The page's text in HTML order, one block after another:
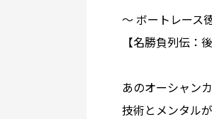
〜 ボートレース
【名勝負列伝：
あのオーシャン
技術とメンタル